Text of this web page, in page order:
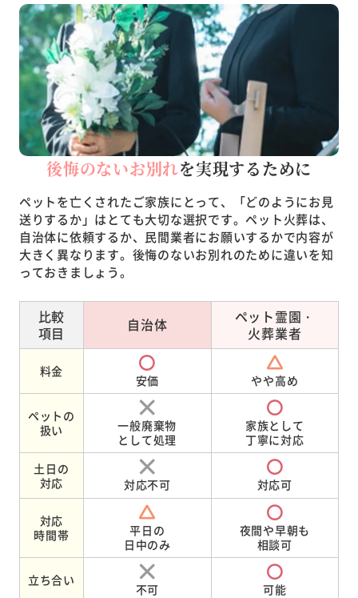
後悔のないお別れを実現するために
ペットを亡くされたご家族にとって、「どのようにお見
送りするか」はとても大切な選択です。ペット火葬は、
自治体に依頼するか、民間業者にお願いするかで内容が
大きく異なります。後悔のないお別れのために違いを知
っておきましょう。
比較
項目
自治体
ペット霊園・
火葬業者
料金
安価 やや高め
ペットの
扱い
一般廃棄物
として処理
家族として
丁寧に対応
土日の
対応
対応不可 対応可
対応
時間帯
平日の
日中のみ
夜間や早朝も
相談可
立ち合い
不可 可能